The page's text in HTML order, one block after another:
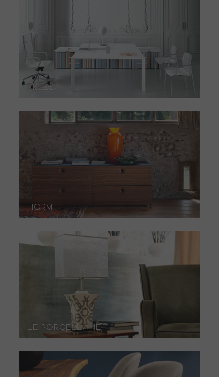
Frezza
HORM
Le Porcellane